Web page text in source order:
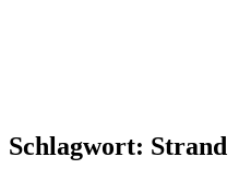
Schlagwort: Strand